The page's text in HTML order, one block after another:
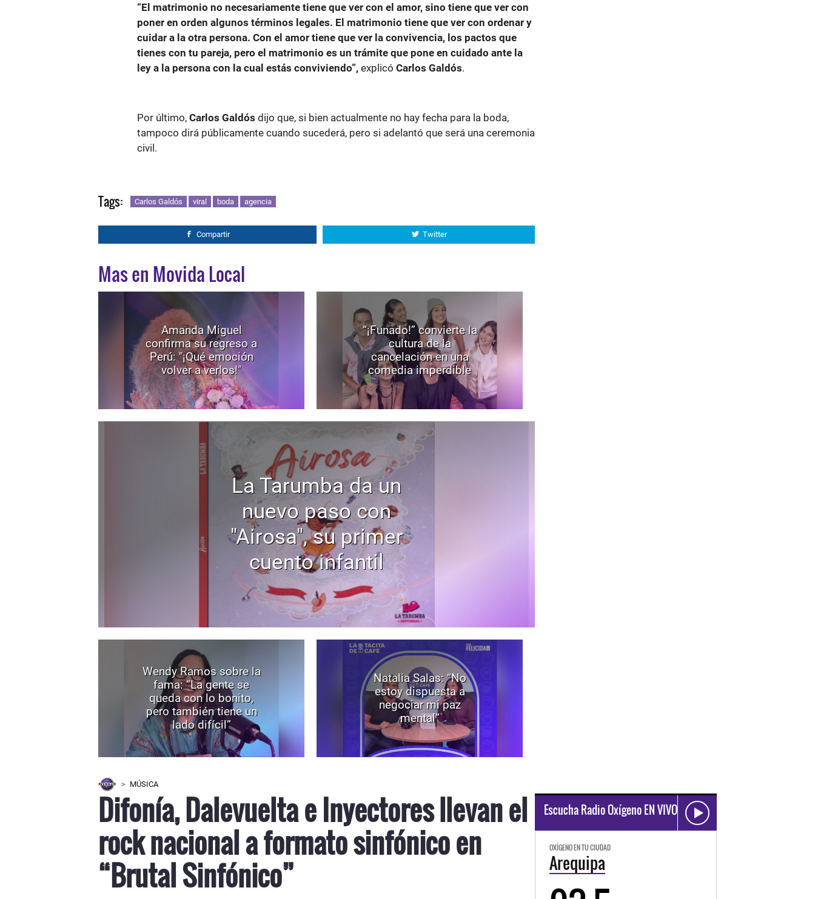
“El matrimonio no necesariamente tiene que ver con el amor, sino tiene que ver con
poner en orden algunos términos legales. El matrimonio tiene que ver con ordenar y
cuidar a la otra persona. Con el amor tiene que ver la convivencia, los pactos que
tienes con tu pareja, pero el matrimonio es un trámite que pone en cuidado ante la
ley a la persona con la cual estás conviviendo”, explicó Carlos Galdós.
Por último, Carlos Galdós dijo que, si bien actualmente no hay fecha para la boda,
tampoco dirá públicamente cuando sucederá, pero si adelantó que será una ceremonia
civil.
Tags: Carlos Galdós viral boda agencia
Compartir Twitter
Mas en Movida Local
Amanda Miguel
confirma su regreso a
Perú: "¡Qué emoción
volver a verlos!"
“¡Funado!” convierte la
cultura de la
cancelación en una
comedia imperdible
La Tarumba da un
nuevo paso con
"Airosa", su primer
cuento infantil
Wendy Ramos sobre la
fama: “La gente se
queda con lo bonito,
pero también tiene un
lado difícil”
Natalia Salas: “No
estoy dispuesta a
negociar mi paz
mental”
MÚSICA
Difonía, Dalevuelta e Inyectores llevan el
rock nacional a formato sinfónico en
“Brutal Sinfónico”
Escucha Radio Oxígeno EN VIVO
OXÍGENO EN TU CIUDAD
Arequipa